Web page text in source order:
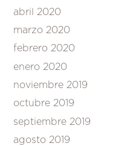
abril 2020
marzo 2020
febrero 2020
enero 2020
noviembre 2019
octubre 2019
septiembre 2019
agosto 2019